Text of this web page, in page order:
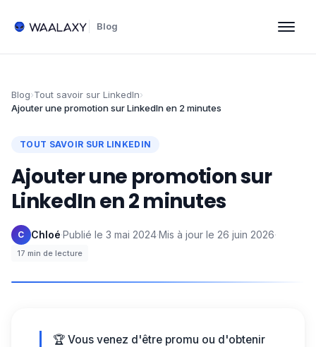
Blog
Blog›Tout savoir sur LinkedIn›
Ajouter une promotion sur LinkedIn en 2 minutes
TOUT SAVOIR SUR LINKEDIN
Ajouter une promotion sur
LinkedIn en 2 minutes
C Chloé·Publié le 3 mai 2024·Mis à jour le 26 juin 2026·
17 min de lecture
🏆 Vous venez d'être promu ou d'obtenir